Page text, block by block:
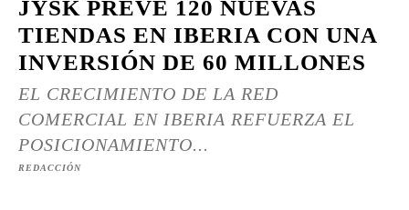
JYSK PREVÉ 120 NUEVAS
TIENDAS EN IBERIA CON UNA
INVERSIÓN DE 60 MILLONES
EL CRECIMIENTO DE LA RED
COMERCIAL EN IBERIA REFUERZA EL
POSICIONAMIENTO...
REDACCIÓN